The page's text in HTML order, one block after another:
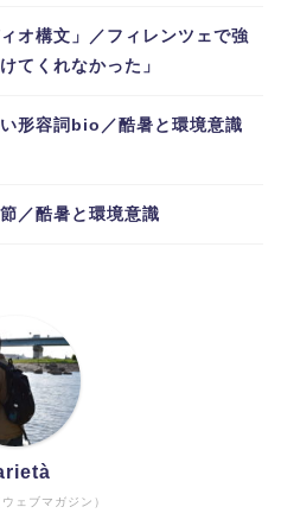
オ構文」／フィレンツェで強
てくれなかった」
形容詞bio／酷暑と環境意識
／酷暑と環境意識
ェブマガジン）